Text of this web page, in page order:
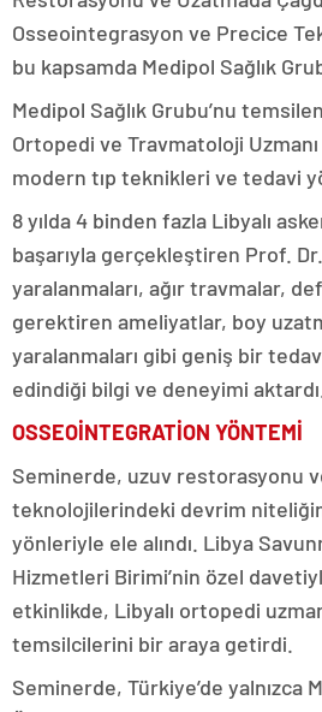
Osseointegrasyon ve Precice
bu kapsamda Medipol Sağlık
Medipol Sağlık Grubu’nu
Ortopedi ve Travmatoloji
modern tıp teknikleri ve tedavi
8 yılda 4 binden fazla Libyalı
başarıyla gerçekleştiren Prof.
yaralanmaları, ağır travmalar,
gerektiren ameliyatlar, boy
yaralanmaları gibi geniş bir
edindiği bilgi ve deneyimi aktardı.
OSSEOİNTEGRATİON YÖNTEMİ
Seminerde, uzuv restorasyonu
teknolojilerindeki devrim
yönleriyle ele alındı. Libya
Hizmetleri Birimi’nin özel
etkinlikde, Libyalı ortopedi
temsilcilerini bir araya getirdi.
Seminerde, Türkiye’de yalnızca